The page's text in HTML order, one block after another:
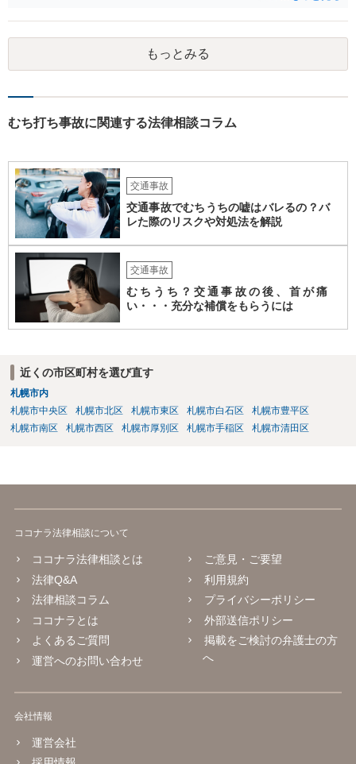
もっとみる
むち打ち事故に関連する法律相談コラム
交通事故
交通事故でむちうちの嘘はバレるの？バ
レた際のリスクや対処法を解説
交通事故
むちうち？交通事故の後、首が痛
い・・・充分な補償をもらうには
近くの市区町村を選び直す
札幌市内
札幌市中央区
札幌市北区 札幌市東区 札幌市白石区
札幌市豊平区
札幌市南区
札幌市西区 札幌市厚別区 札幌市手稲区 札幌市清田区
ココナラ法律相談について
ココナラ法律相談とは
法律Q&A
法律相談コラム
ココナラとは
よくあるご質問
運営へのお問い合わせ
ご意見・ご要望
利用規約
プライバシーポリシー
外部送信ポリシー
掲載をご検討の弁護士の方
へ
会社情報
運営会社